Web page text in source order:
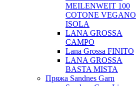
MEILENWEIT 100
COTONE VEGANO
ISOLA
LANA GROSSA
CAMPO
Lana Grossa FINITO
LANA GROSSA
BASTA MISTA
Пряжа Sandnes Garn